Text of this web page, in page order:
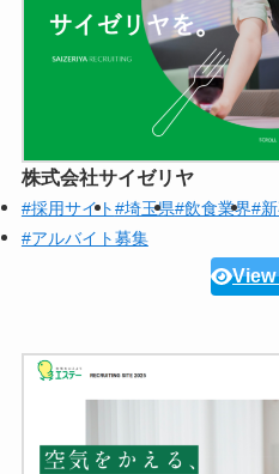
株式会社サイゼリヤ
#採用サイト#埼玉県#飲食業界#
#アルバイト募集